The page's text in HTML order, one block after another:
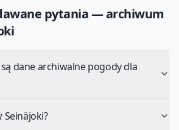
pytania — archiwum
dane archiwalne pogody dla
Seinäjoki?